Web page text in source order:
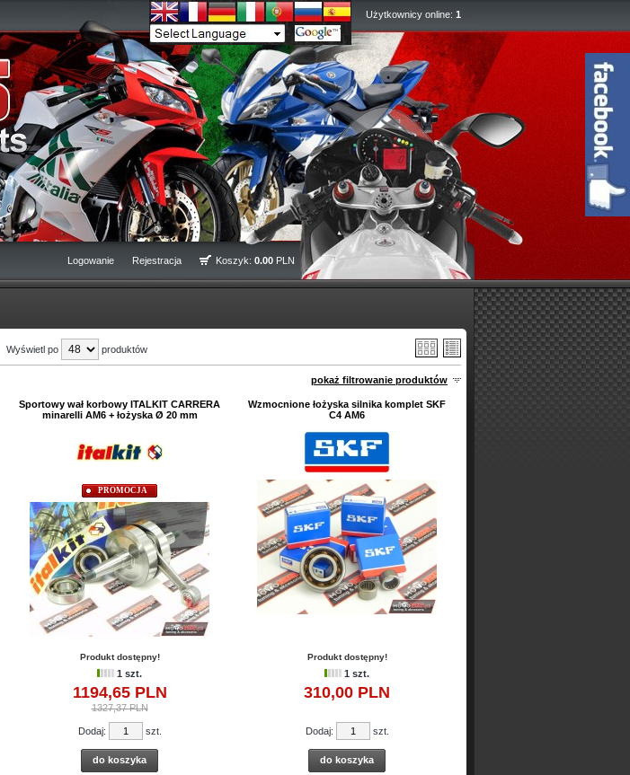
Użytkownicy online: 1
Logowanie Rejestracja Koszyk: 0.00 PLN
Wyświetl po produktów
pokaż filtrowanie produktów
Sportowy wał korbowy ITALKIT CARRERA
minarelli AM6 + łożyska Ø 20 mm
Wzmocnione łożyska silnika komplet SKF
C4 AM6
PROMOCJA
Produkt dostępny!
1 szt.
1194,65PLN
1327,37 PLN
Produkt dostępny!
1 szt.
310,00 PLN
Dodaj: szt.
do koszyka
Dodaj: szt.
do koszyka